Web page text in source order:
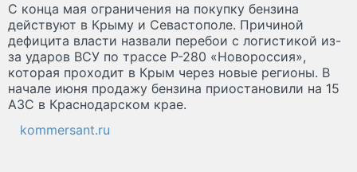
С конца мая ограничения на покупку бензина
действуют в Крыму и Севастополе. Причиной
дефицита власти назвали перебои с логистикой из-
за ударов ВСУ по трассе Р-280 «Новороссия»,
которая проходит в Крым через новые регионы. В
начале июня продажу бензина приостановили на 15
АЗС в Краснодарском крае.
kommersant.ru